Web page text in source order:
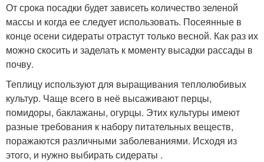
От срока посадки будет зависеть количество зеленой
массы и когда ее следует использовать. Посеянные в
конце осени сидераты отрастут только весной. Как раз их
можно скосить и заделать к моменту высадки рассады в
почву.
Теплицу используют для выращивания теплолюбивых
культур. Чаще всего в неё высаживают перцы,
помидоры, баклажаны, огурцы. Этих культуры имеют
разные требования к набору питательных веществ,
поражаются различными заболеваниями. Исходя из
этого, и нужно выбирать сидераты .